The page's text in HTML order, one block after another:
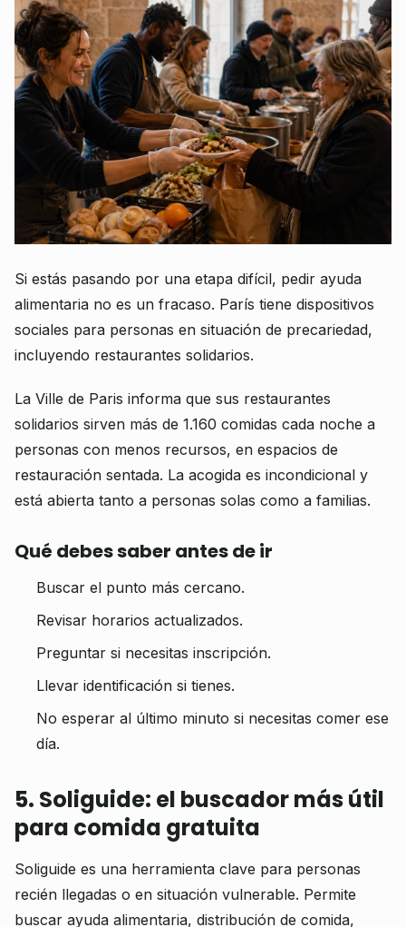
Si estás pasando por una etapa difícil, pedir ayuda
alimentaria no es un fracaso. París tiene dispositivos
sociales para personas en situación de precariedad,
incluyendo restaurantes solidarios.
La Ville de Paris informa que sus restaurantes
solidarios sirven más de 1.160 comidas cada noche a
personas con menos recursos, en espacios de
restauración sentada. La acogida es incondicional y
está abierta tanto a personas solas como a familias.
Qué debes saber antes de ir
Buscar el punto más cercano.
Revisar horarios actualizados.
Preguntar si necesitas inscripción.
Llevar identificación si tienes.
No esperar al último minuto si necesitas comer ese
día.
5. Soliguide: el buscador más útil
para comida gratuita
Soliguide es una herramienta clave para personas
recién llegadas o en situación vulnerable. Permite
buscar ayuda alimentaria, distribución de comida,